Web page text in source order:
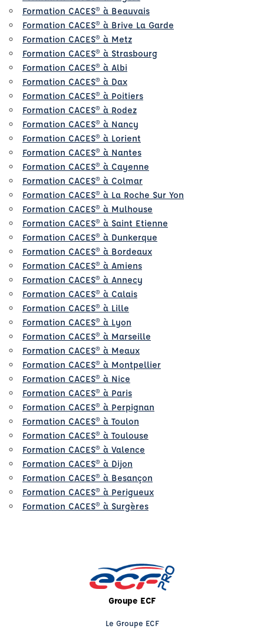
Formation CACES® à Beauvais
Formation CACES® à Brive La Garde
Formation CACES® à Metz
Formation CACES® à Strasbourg
Formation CACES® à Albi
Formation CACES® à Dax
Formation CACES® à Poitiers
Formation CACES® à Rodez
Formation CACES® à Nancy
Formation CACES® à Lorient
Formation CACES® à Nantes
Formation CACES® à Cayenne
Formation CACES® à Colmar
Formation CACES® à La Roche Sur Yon
Formation CACES® à Mulhouse
Formation CACES® à Saint Etienne
Formation CACES® à Dunkerque
Formation CACES® à Bordeaux
Formation CACES® à Amiens
Formation CACES® à Annecy
Formation CACES® à Calais
Formation CACES® à Lille
Formation CACES® à Lyon
Formation CACES® à Marseille
Formation CACES® à Meaux
Formation CACES® à Montpellier
Formation CACES® à Nice
Formation CACES® à Paris
Formation CACES® à Perpignan
Formation CACES® à Toulon
Formation CACES® à Toulouse
Formation CACES® à Valence
Formation CACES® à Dijon
Formation CACES® à Besançon
Formation CACES® à Perigueux
Formation CACES® à Surgères
Groupe ECF
Le Groupe ECF